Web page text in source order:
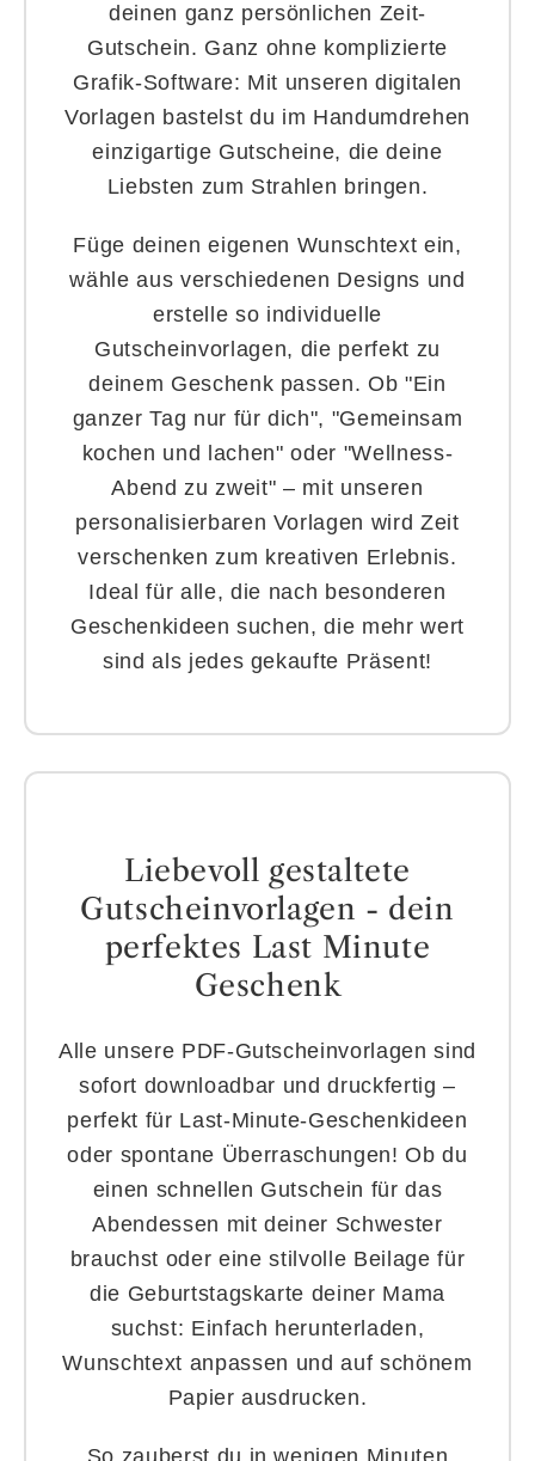
deinen ganz persönlichen Zeit-
Gutschein. Ganz ohne komplizierte
Grafik-Software: Mit unseren digitalen
Vorlagen bastelst du im Handumdrehen
einzigartige Gutscheine, die deine
Liebsten zum Strahlen bringen.
Füge deinen eigenen Wunschtext ein,
wähle aus verschiedenen Designs und
erstelle so individuelle
Gutscheinvorlagen, die perfekt zu
deinem Geschenk passen. Ob "Ein
ganzer Tag nur für dich", "Gemeinsam
kochen und lachen" oder "Wellness-
Abend zu zweit" – mit unseren
personalisierbaren Vorlagen wird Zeit
verschenken zum kreativen Erlebnis.
Ideal für alle, die nach besonderen
Geschenkideen suchen, die mehr wert
sind als jedes gekaufte Präsent!
Liebevoll gestaltete
Gutscheinvorlagen - dein
perfektes Last Minute
Geschenk
Alle unsere PDF-Gutscheinvorlagen sind
sofort downloadbar und druckfertig –
perfekt für Last-Minute-Geschenkideen
oder spontane Überraschungen! Ob du
einen schnellen Gutschein für das
Abendessen mit deiner Schwester
brauchst oder eine stilvolle Beilage für
die Geburtstagskarte deiner Mama
suchst: Einfach herunterladen,
Wunschtext anpassen und auf schönem
Papier ausdrucken.